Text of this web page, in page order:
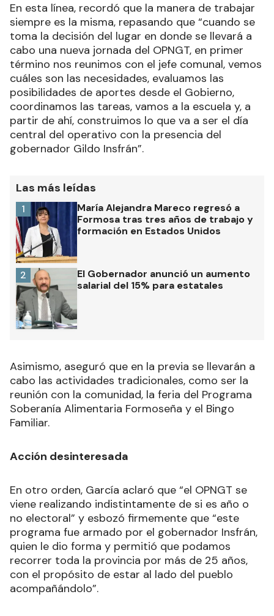
En esta línea, recordó que la manera de trabajar
siempre es la misma, repasando que “cuando se
toma la decisión del lugar en donde se llevará a
cabo una nueva jornada del OPNGT, en primer
término nos reunimos con el jefe comunal, vemos
cuáles son las necesidades, evaluamos las
posibilidades de aportes desde el Gobierno,
coordinamos las tareas, vamos a la escuela y, a
partir de ahí, construimos lo que va a ser el día
central del operativo con la presencia del
gobernador Gildo Insfrán”.
Las más leídas
María Alejandra Mareco regresó a
Formosa tras tres años de trabajo y
formación en Estados Unidos
1
El Gobernador anunció un aumento
salarial del 15% para estatales
2
Asimismo, aseguró que en la previa se llevarán a
cabo las actividades tradicionales, como ser la
reunión con la comunidad, la feria del Programa
Soberanía Alimentaria Formoseña y el Bingo
Familiar.
Acción desinteresada
En otro orden, García aclaró que “el OPNGT se
viene realizando indistintamente de si es año o
no electoral” y esbozó firmemente que “este
programa fue armado por el gobernador Insfrán,
quien le dio forma y permitió que podamos
recorrer toda la provincia por más de 25 años,
con el propósito de estar al lado del pueblo
acompañándolo”.